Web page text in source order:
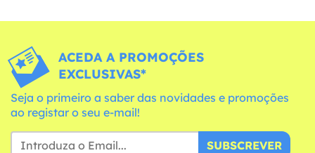
ACEDA A PROMOÇÕES
EXCLUSIVAS*
Seja o primeiro a saber das novidades e promoções
ao registar o seu e-mail!
SUBSCREVER